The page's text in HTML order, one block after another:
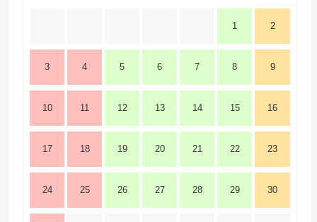
1 2
3 4 5 6 7 8 9
10 11 12 13 14 15 16
17 18 19 20 21 22 23
24 25 26 27 28 29 30